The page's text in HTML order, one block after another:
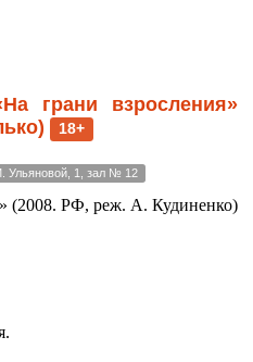
грани взросления»
18+
Ульяновой, 1, зал № 12
(2008. РФ, реж. А. Кудиненко)